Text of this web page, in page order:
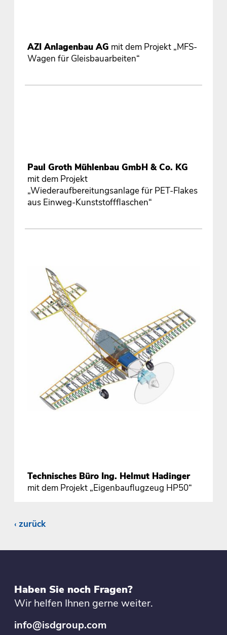
AZI Anlagenbau AG mit dem Projekt „MFS-
Wagen für Gleisbauarbeiten“
Paul Groth Mühlenbau GmbH & Co. KG
mit dem Projekt
„Wiederaufbereitungsanlage für PET-Flakes
aus Einweg-Kunststoffflaschen“
Technisches Büro Ing. Helmut Hadinger
mit dem Projekt „Eigenbauflugzeug HP50“
zurück
Haben Sie noch Fragen?
Wir helfen Ihnen gerne weiter.
info@isdgroup.com